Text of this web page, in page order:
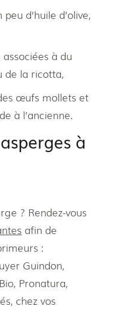
d’huile d’olive,
à du
de la ricotta,
œufs mollets et
à l’ancienne.
à
? Rendez-vous
afin de
:
Guindon,
Pronatura,
chez vos